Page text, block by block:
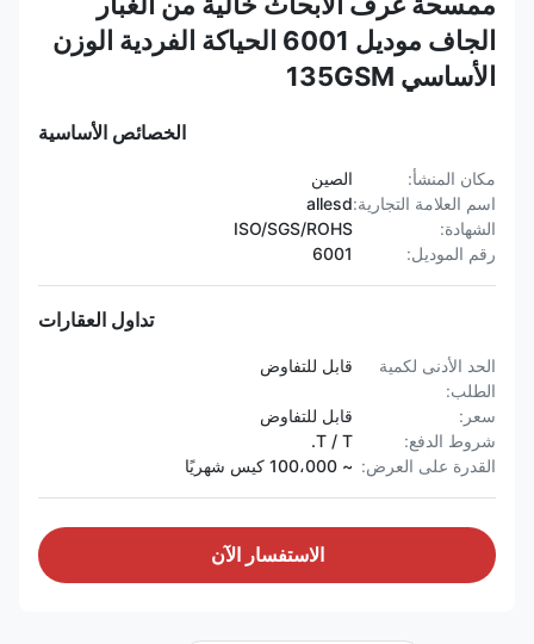
الجاف موديل 6001 الحياكة الفردية الوزن
الأساسي 135GSM
الخصائص الأساسية
مكان المنشأ:
الصين
اسم العلامة التجارية:allesd
الشهادة:
ISO/SGS/ROHS
رقم الموديل:
6001
تداول العقارات
الحد الأدنى لكمية
الطلب:
قابل للتفاوض
سعر:
قابل للتفاوض
شروط الدفع:
T / T.
القدرة على العرض: ~ 100،000 كيس شهريًا
الاستفسار الآن